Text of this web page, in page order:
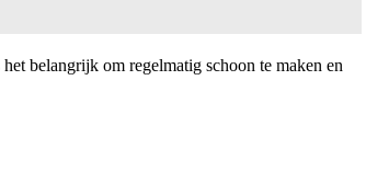
belangrijk om regelmatig schoon te maken en